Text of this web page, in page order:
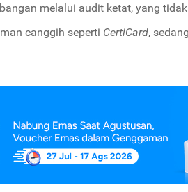
melalui audit ketat, yang
canggih seperti CertiCard,